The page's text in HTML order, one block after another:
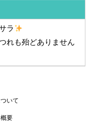
ラ
れも殆どありません
いて
要